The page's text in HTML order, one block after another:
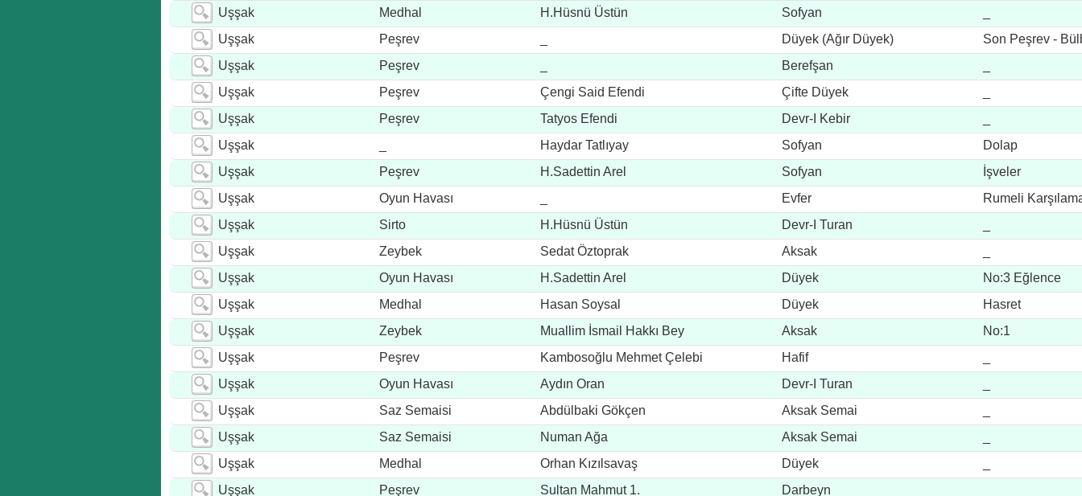
Uşşak
Medhal H.Hüsnü Üstün Sofyan
Uşşak
Peşrev Düyek (Ağır Düyek)
Son Peşrev -
Uşşak
Peşrev Berefşan
Uşşak
Peşrev Çengi Said Efendi Çifte Düyek
Uşşak
Peşrev Tatyos Efendi Devr-I Kebir
Uşşak
Haydar Tatlıyay Sofyan
Dolap
Uşşak
Peşrev H.Sadettin Arel Sofyan
İşveler
Uşşak
Oyun Havası Evfer
Rumeli
Uşşak
Sirto H.Hüsnü Üstün Devr-I Turan
Uşşak
Zeybek Sedat Öztoprak Aksak
Uşşak
Oyun Havası H.Sadettin Arel Düyek
No:3 Eğlence
Uşşak
Medhal Hasan Soysal Düyek
Hasret
Uşşak
Zeybek Muallim İsmail Hakkı Bey Aksak
No:1
Uşşak
Peşrev Kambosoğlu Mehmet Çelebi Hafif
Uşşak
Oyun Havası Aydın Oran Devr-I Turan
Uşşak
Saz Semaisi Abdülbaki Gökçen Aksak Semai
Uşşak
Saz Semaisi Numan Ağa Aksak Semai
Uşşak
Medhal Orhan Kızılsavaş Düyek
Uşşak
Peşrev Sultan Mahmut 1. Darbeyn